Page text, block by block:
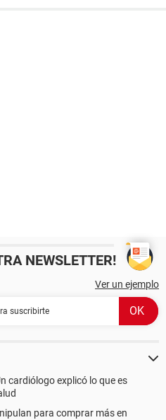
NEWSLETTER!
Ver un ejemplo
cardiólogo explicó lo que es
para comprar más en